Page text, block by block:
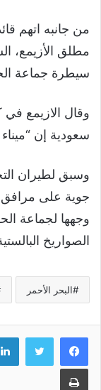
من جانبه اتهم
مطلق الأزيمع،
سيطرة جماعة
وقال الازيمع في
سعودية إن
وسبق لطيران
جوية على مرافق
وجهها لجماعة
الصواريخ
البحر الأحمر
طباعة